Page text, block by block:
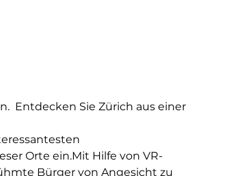
Entdecken Sie Zürich aus einer
Orte ein.Mit Hilfe von VR-
Bürger von Angesicht zu